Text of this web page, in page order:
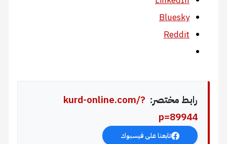
Bluesky
Reddit
رابط مختصر: kurd-online.com/?
p=89944
تابعنا على فيسبوك